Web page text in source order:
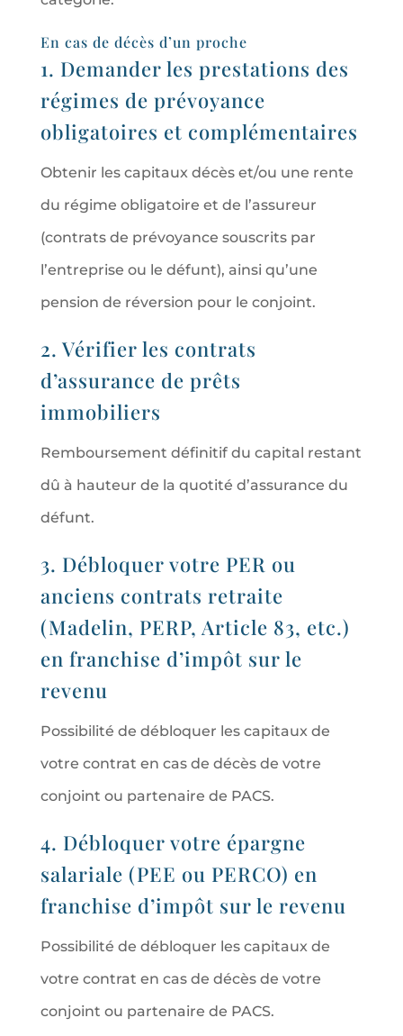
En cas de décès d’un proche
1. Demander les prestations des
régimes de prévoyance
obligatoires et complémentaires
Obtenir les capitaux décès et/ou une rente
du régime obligatoire et de l’assureur
(contrats de prévoyance souscrits par
l’entreprise ou le défunt), ainsi qu’une
pension de réversion pour le conjoint.
2. Vérifier les contrats
d’assurance de prêts
immobiliers
Remboursement définitif du capital restant
dû à hauteur de la quotité d’assurance du
défunt.
3. Débloquer votre PER ou
anciens contrats retraite
(Madelin, PERP, Article 83, etc.)
en franchise d’impôt sur le
revenu
Possibilité de débloquer les capitaux de
votre contrat en cas de décès de votre
conjoint ou partenaire de PACS.
4. Débloquer votre épargne
salariale (PEE ou PERCO) en
franchise d’impôt sur le revenu
Possibilité de débloquer les capitaux de
votre contrat en cas de décès de votre
conjoint ou partenaire de PACS.